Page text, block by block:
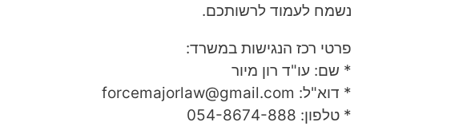
נשמח לעמוד לרשותכם.
​פרטי רכז הנגישות במשרד:
* ​שם: עו"ד רון מיור
* ​דוא"ל: forcemajorlaw@gmail.com
* ​טלפון: 054-8674-888